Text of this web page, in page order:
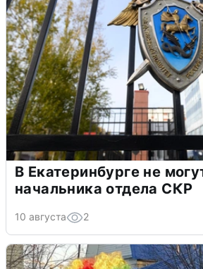
В Екатеринбурге не
начальника отдела СКР
10 августа 2